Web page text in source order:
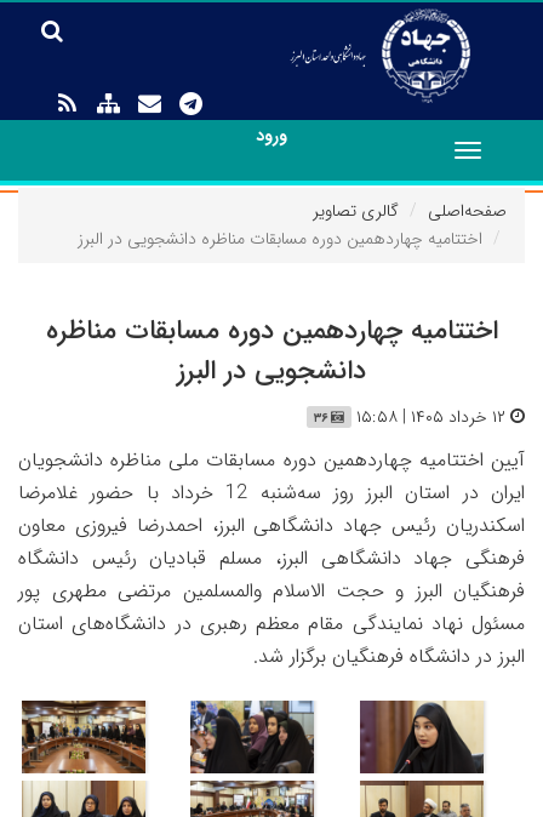
ورود
Toggle
navigation
صفحه‌اصلی
گالری تصاویر
اختتامیه چهاردهمین دوره مسابقات مناظره دانشجویی در البرز
اختتامیه چهاردهمین دوره مسابقات مناظره
دانشجویی در البرز
آیین اختتامیه چهاردهمین دوره مسابقات ملی مناظره دانشجویان
ایران در استان البرز روز سه‌شنبه 12 خرداد با حضور غلامرضا
اسکندریان رئیس جهاد دانشگاهی البرز، احمدرضا فیروزی معاون
فرهنگی جهاد دانشگاهی البرز، مسلم قبادیان رئیس دانشگاه
فرهنگیان البرز و حجت الاسلام والمسلمین مرتضی مطهری پور
مسئول نهاد نمایندگی مقام معظم رهبری در دانشگاه‌های استان
البرز در دانشگاه فرهنگیان برگزار شد.